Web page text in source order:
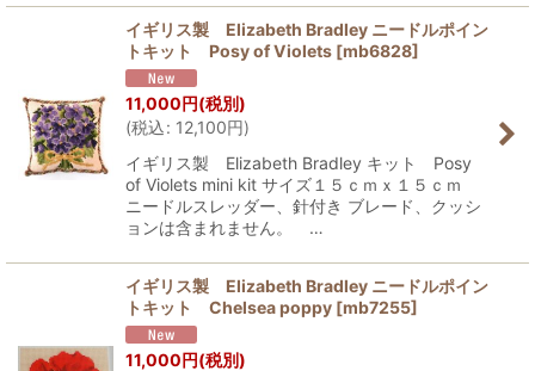
イギリス製 Elizabeth Bradley ニードルポイン
トキット Posy of Violets [mb6828]
11,000円(税別)
(税込: 12,100円)
イギリス製 Elizabeth Bradley キット Posy
of Violets mini kit サイズ１５ｃｍｘ１５ｃｍ
ニードルスレッダー、針付き ブレード、クッシ
ョンは含まれません。 …
イギリス製 Elizabeth Bradley ニードルポイン
トキット Chelsea poppy [mb7255]
11,000円(税別)